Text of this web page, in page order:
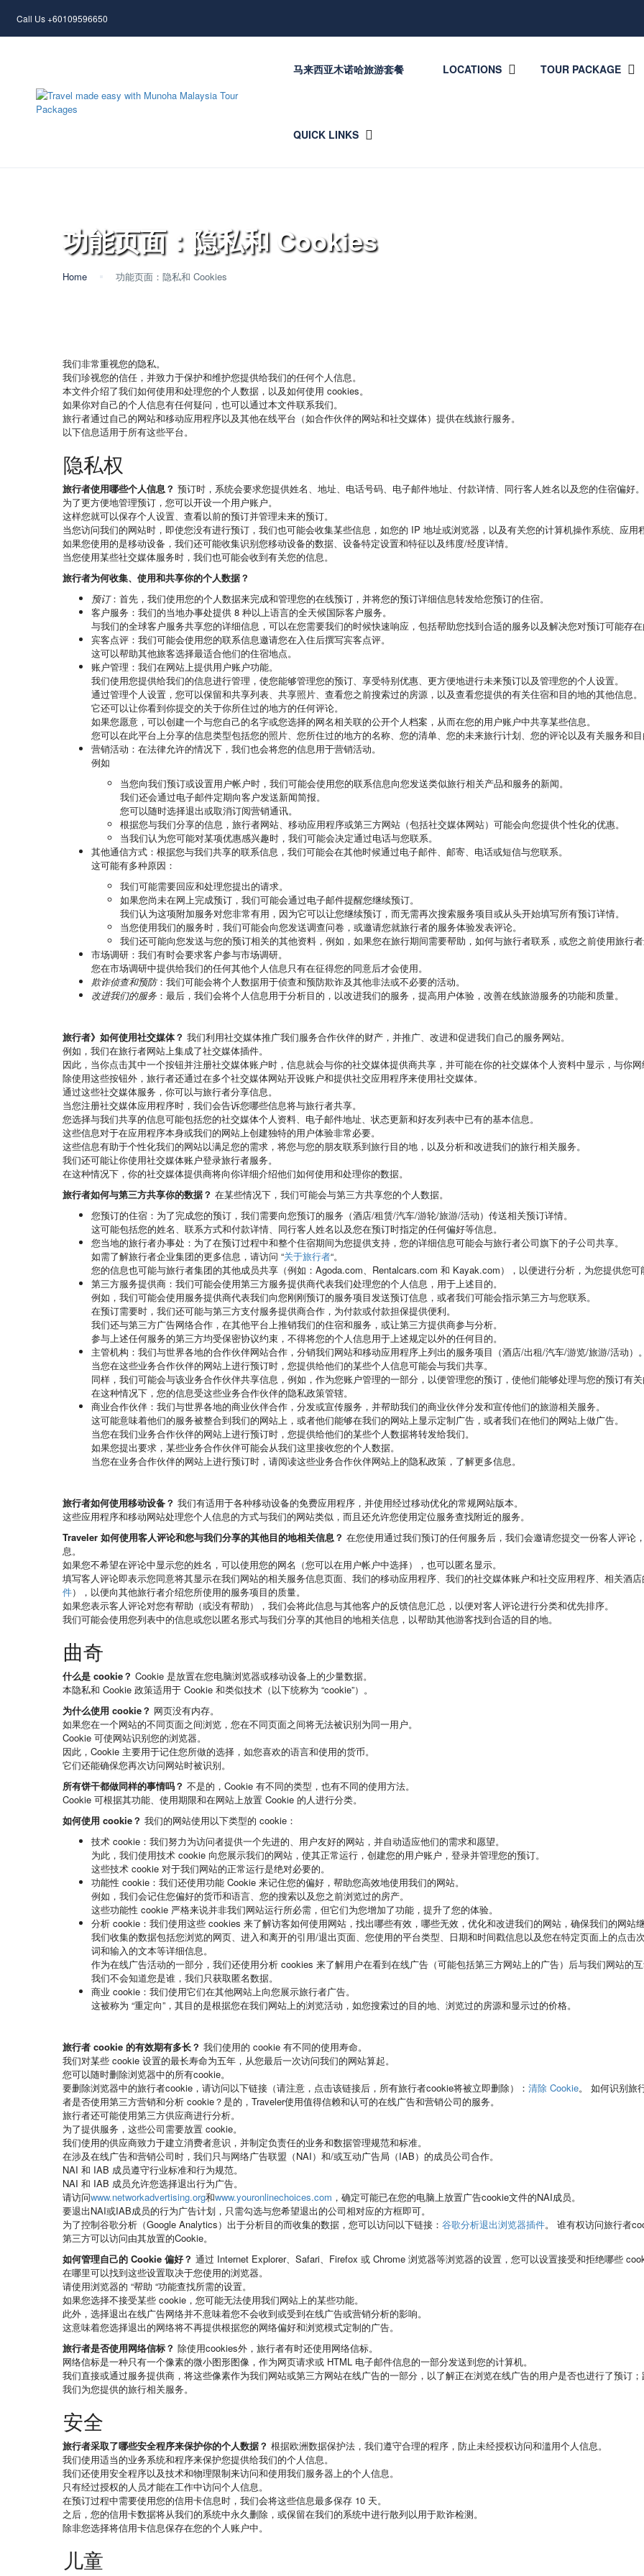
Call Us +60109596650
马来西亚木诺哈旅游套餐 LOCATIONS TOUR PACKAGE
QUICK LINKS
功能页面：隐私和 Cookies
Home 功能页面：隐私和 Cookies
我们非常重视您的隐私。
我们珍视您的信任，并致力于保护和维护您提供给我们的任何个人信息。
本文件介绍了我们如何使用和处理您的个人数据，以及如何使用 cookies。
如果你对自己的个人信息有任何疑问，也可以通过本文件联系我们。
旅行者通过自己的网站和移动应用程序以及其他在线平台（如合作伙伴的网站和社交媒体）提供在线旅行服务。
以下信息适用于所有这些平台。
隐私权
旅行者使用哪些个人信息？ 预订时，系统会要求您提供姓名、地址、电话号码、电子邮件地址、付款详情、同行客人姓名以及您的住宿偏好。
为了更方便地管理预订，您可以开设一个用户账户。
这样您就可以保存个人设置、查看以前的预订并管理未来的预订。
当您访问我们的网站时，即使您没有进行预订，我们也可能会收集某些信息，如您的 IP 地址或浏览器，以及有关您的计算机操作系统、应用
如果您使用的是移动设备，我们还可能收集识别您移动设备的数据、设备特定设置和特征以及纬度/经度详情。
当您使用某些社交媒体服务时，我们也可能会收到有关您的信息。
旅行者为何收集、使用和共享你的个人数据？
预订：首先，我们使用您的个人数据来完成和管理您的在线预订，并将您的预订详细信息转发给您预订的住宿。
客户服务 ：我们的当地办事处提供 8 种以上语言的全天候国际客户服务。
与我们的全球客户服务共享您的详细信息，可以在您需要我们的时候快速响应，包括帮助您找到合适的服务以及解决您对预订可能存在
宾客点评 ：我们可能会使用您的联系信息邀请您在入住后撰写宾客点评。
这可以帮助其他旅客选择最适合他们的住宿地点。
账户管理 ：我们在网站上提供用户账户功能。
我们使用您提供给我们的信息进行管理，使您能够管理您的预订、享受特别优惠、更方便地进行未来预订以及管理您的个人设置。
通过管理个人设置，您可以保留和共享列表、共享照片、查看您之前搜索过的房源，以及查看您提供的有关住宿和目的地的其他信息。
它还可以让你看到你提交的关于你所住过的地方的任何评论。
如果您愿意，可以创建一个与您自己的名字或您选择的网名相关联的公开个人档案，从而在您的用户账户中共享某些信息。
您可以在此平台上分享的信息类型包括您的照片、您所住过的地方的名称、您的清单、您的未来旅行计划、您的评论以及有关服务和目
营销活动 ：在法律允许的情况下，我们也会将您的信息用于营销活动。
例如
当您向我们预订或设置用户帐户时，我们可能会使用您的联系信息向您发送类似旅行相关产品和服务的新闻。
我们还会通过电子邮件定期向客户发送新闻简报。
您可以随时选择退出或取消订阅营销通讯。
根据您与我们分享的信息，旅行者网站、移动应用程序或第三方网站（包括社交媒体网站）可能会向您提供个性化的优惠。
当我们认为您可能对某项优惠感兴趣时，我们可能会决定通过电话与您联系。
其他通信方式 ：根据您与我们共享的联系信息，我们可能会在其他时候通过电子邮件、邮寄、电话或短信与您联系。
这可能有多种原因：
我们可能需要回应和处理您提出的请求。
如果您尚未在网上完成预订，我们可能会通过电子邮件提醒您继续预订。
我们认为这项附加服务对您非常有用，因为它可以让您继续预订，而无需再次搜索服务项目或从头开始填写所有预订详情。
当您使用我们的服务时，我们可能会向您发送调查问卷，或邀请您就旅行者的服务体验发表评论。
我们还可能向您发送与您的预订相关的其他资料，例如，如果您在旅行期间需要帮助，如何与旅行者联系，或您之前使用旅行者
市场调研 ：我们有时会要求客户参与市场调研。
您在市场调研中提供给我们的任何其他个人信息只有在征得您的同意后才会使用。
欺诈侦查和预防：我们可能会将个人数据用于侦查和预防欺诈及其他非法或不必要的活动。
改进我们的服务：最后，我们会将个人信息用于分析目的，以改进我们的服务，提高用户体验，改善在线旅游服务的功能和质量。
旅行者》如何使用社交媒体？ 我们利用社交媒体推广我们服务合作伙伴的财产，并推广、改进和促进我们自己的服务网站。
例如，我们在旅行者网站上集成了社交媒体插件。
因此，当你点击其中一个按钮并注册社交媒体账户时，信息就会与你的社交媒体提供商共享，并可能在你的社交媒体个人资料中显示，与你网
除使用这些按钮外，旅行者还通过在多个社交媒体网站开设账户和提供社交应用程序来使用社交媒体。
通过这些社交媒体服务，你可以与旅行者分享信息。
当您注册社交媒体应用程序时，我们会告诉您哪些信息将与旅行者共享。
您选择与我们共享的信息可能包括您的社交媒体个人资料、电子邮件地址、状态更新和好友列表中已有的基本信息。
这些信息对于在应用程序本身或我们的网站上创建独特的用户体验非常必要。
这些信息有助于个性化我们的网站以满足您的需求，将您与您的朋友联系到旅行目的地，以及分析和改进我们的旅行相关服务。
我们还可能让你使用社交媒体账户登录旅行者服务。
在这种情况下，你的社交媒体提供商将向你详细介绍他们如何使用和处理你的数据。
旅行者如何与第三方共享你的数据？ 在某些情况下，我们可能会与第三方共享您的个人数据。
您预订的住宿 ：为了完成您的预订，我们需要向您预订的服务（酒店/租赁/汽车/游轮/旅游/活动）传送相关预订详情。
这可能包括您的姓名、联系方式和付款详情、同行客人姓名以及您在预订时指定的任何偏好等信息。
您当地的旅行者办事处 ：为了在预订过程中和整个住宿期间为您提供支持，您的详细信息可能会与旅行者公司旗下的子公司共享。
如需了解旅行者企业集团的更多信息，请访问 “关于旅行者“。
您的信息也可能与旅行者集团的其他成员共享（例如：Agoda.com、Rentalcars.com 和 Kayak.com），以便进行分析，为您提供您可
第三方服务提供商 ：我们可能会使用第三方服务提供商代表我们处理您的个人信息，用于上述目的。
例如，我们可能会使用服务提供商代表我们向您刚刚预订的服务项目发送预订信息，或者我们可能会指示第三方与您联系。
在预订需要时，我们还可能与第三方支付服务提供商合作，为付款或付款担保提供便利。
我们还与第三方广告网络合作，在其他平台上推销我们的住宿和服务，或让第三方提供商参与分析。
参与上述任何服务的第三方均受保密协议约束，不得将您的个人信息用于上述规定以外的任何目的。
主管机构 ：我们与世界各地的合作伙伴网站合作，分销我们网站和移动应用程序上列出的服务项目（酒店/出租/汽车/游览/旅游/活动）。
当您在这些业务合作伙伴的网站上进行预订时，您提供给他们的某些个人信息可能会与我们共享。
同样，我们可能会与该业务合作伙伴共享信息，例如，作为您账户管理的一部分，以便管理您的预订，使他们能够处理与您的预订有关
在这种情况下，您的信息受这些业务合作伙伴的隐私政策管辖。
商业合作伙伴 ：我们与世界各地的商业伙伴合作，分发或宣传服务，并帮助我们的商业伙伴分发和宣传他们的旅游相关服务。
这可能意味着他们的服务被整合到我们的网站上，或者他们能够在我们的网站上显示定制广告，或者我们在他们的网站上做广告。
当您在我们业务合作伙伴的网站上进行预订时，您提供给他们的某些个人数据将转发给我们。
如果您提出要求，某些业务合作伙伴可能会从我们这里接收您的个人数据。
当您在业务合作伙伴的网站上进行预订时，请阅读这些业务合作伙伴网站上的隐私政策，了解更多信息。
旅行者如何使用移动设备？ 我们有适用于各种移动设备的免费应用程序，并使用经过移动优化的常规网站版本。
这些应用程序和移动网站处理您个人信息的方式与我们的网站类似，而且还允许您使用定位服务查找附近的服务。
Traveler 如何使用客人评论和您与我们分享的其他目的地相关信息？ 在您使用通过我们预订的任何服务后，我们会邀请您提交一份客人评
息。
如果您不希望在评论中显示您的姓名，可以使用您的网名（您可以在用户帐户中选择），也可以匿名显示。
填写客人评论即表示您同意将其显示在我们网站的相关服务信息页面、我们的移动应用程序、我们的社交媒体账户和社交应用程序、相关酒
件），以便向其他旅行者介绍您所使用的服务项目的质量。
如果您表示客人评论对您有帮助（或没有帮助），我们会将此信息与其他客户的反馈信息汇总，以便对客人评论进行分类和优先排序。
我们可能会使用您列表中的信息或您以匿名形式与我们分享的其他目的地相关信息，以帮助其他游客找到合适的目的地。
曲奇
什么是 cookie？ Cookie 是放置在您电脑浏览器或移动设备上的少量数据。
本隐私和 Cookie 政策适用于 Cookie 和类似技术（以下统称为 “cookie”）。
为什么使用 cookie？ 网页没有内存。
如果您在一个网站的不同页面之间浏览，您在不同页面之间将无法被识别为同一用户。
Cookie 可使网站识别您的浏览器。
因此，Cookie 主要用于记住您所做的选择，如您喜欢的语言和使用的货币。
它们还能确保您再次访问网站时被识别。
所有饼干都做同样的事情吗？ 不是的，Cookie 有不同的类型，也有不同的使用方法。
Cookie 可根据其功能、使用期限和在网站上放置 Cookie 的人进行分类。
如何使用 cookie？ 我们的网站使用以下类型的 cookie：
技术 cookie ：我们努力为访问者提供一个先进的、用户友好的网站，并自动适应他们的需求和愿望。
为此，我们使用技术 cookie 向您展示我们的网站，使其正常运行，创建您的用户账户，登录并管理您的预订。
这些技术 cookie 对于我们网站的正常运行是绝对必要的。
功能性 cookie ：我们还使用功能 Cookie 来记住您的偏好，帮助您高效地使用我们的网站。
例如，我们会记住您偏好的货币和语言、您的搜索以及您之前浏览过的房产。
这些功能性 cookie 严格来说并非我们网站运行所必需，但它们为您增加了功能，提升了您的体验。
分析 cookie ：我们使用这些 cookies 来了解访客如何使用网站，找出哪些有效，哪些无效，优化和改进我们的网站，确保我们的网站
我们收集的数据包括您浏览的网页、进入和离开的引用/退出页面、您使用的平台类型、日期和时间戳信息以及您在特定页面上的点
词和输入的文本等详细信息。
作为在线广告活动的一部分，我们还使用分析 cookies 来了解用户在看到在线广告（可能包括第三方网站上的广告）后与我们网站的互
我们不会知道您是谁，我们只获取匿名数据。
商业 cookie ：我们使用它们在其他网站上向您展示旅行者广告。
这被称为 “重定向”，其目的是根据您在我们网站上的浏览活动，如您搜索过的目的地、浏览过的房源和显示过的价格。
旅行者 cookie 的有效期有多长？ 我们使用的 cookie 有不同的使用寿命。
我们对某些 cookie 设置的最长寿命为五年，从您最后一次访问我们的网站算起。
您可以随时删除浏览器中的所有cookie。
要删除浏览器中的旅行者cookie，请访问以下链接（请注意，点击该链接后，所有旅行者cookie将被立即删除）： 清除 Cookie。 如何识别旅
者是否使用第三方营销和分析 cookie？是的，Traveler使用值得信赖和认可的在线广告和营销公司的服务。
旅行者还可能使用第三方供应商进行分析。
为了提供服务，这些公司需要放置 cookie。
我们使用的供应商致力于建立消费者意识，并制定负责任的业务和数据管理规范和标准。
在涉及在线广告和营销公司时，我们只与网络广告联盟（NAI）和/或互动广告局（IAB）的成员公司合作。
NAI 和 IAB 成员遵守行业标准和行为规范。
NAI 和 IAB 成员允许您选择退出行为广告。
请访问www.networkadvertising.org和www.youronlinechoices.com ，确定可能已在您的电脑上放置广告cookie文件的NAI成员。
要退出NAI或IAB成员的行为广告计划，只需勾选与您希望退出的公司相对应的方框即可。
为了控制谷歌分析（Google Analytics）出于分析目的而收集的数据，您可以访问以下链接： 谷歌分析退出浏览器插件。 谁有权访问旅行者
第三方可以访问由其放置的Cookie。
如何管理自己的 Cookie 偏好？ 通过 Internet Explorer、Safari、Firefox 或 Chrome 浏览器等浏览器的设置，您可以设置接受和拒绝哪些
在哪里可以找到这些设置取决于您使用的浏览器。
请使用浏览器的 “帮助 “功能查找所需的设置。
如果您选择不接受某些 cookie，您可能无法使用我们网站上的某些功能。
此外，选择退出在线广告网络并不意味着您不会收到或受到在线广告或营销分析的影响。
这意味着您选择退出的网络将不再提供根据您的网络偏好和浏览模式定制的广告。
旅行者是否使用网络信标？ 除使用cookies外，旅行者有时还使用网络信标。
网络信标是一种只有一个像素的微小图形图像，作为网页请求或 HTML 电子邮件信息的一部分发送到您的计算机。
我们直接或通过服务提供商，将这些像素作为我们网站或第三方网站在线广告的一部分，以了解正在浏览在线广告的用户是否也进行了预订
我们为您提供的旅行相关服务。
安全
旅行者采取了哪些安全程序来保护你的个人数据？ 根据欧洲数据保护法，我们遵守合理的程序，防止未经授权访问和滥用个人信息。
我们使用适当的业务系统和程序来保护您提供给我们的个人信息。
我们还使用安全程序以及技术和物理限制来访问和使用我们服务器上的个人信息。
只有经过授权的人员才能在工作中访问个人信息。
在预订过程中需要使用您的信用卡信息时，我们会将这些信息最多保存 10 天。
之后，您的信用卡数据将从我们的系统中永久删除，或保留在我们的系统中进行散列以用于欺诈检测。
除非您选择将信用卡信息保存在您的个人账户中。
儿童